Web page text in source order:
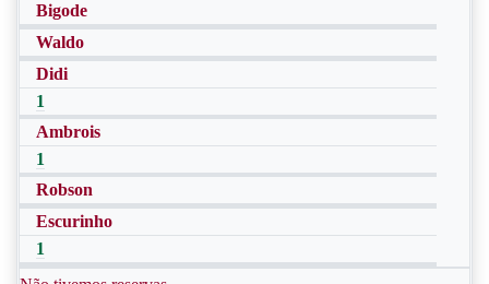
Bigode
Waldo
Didi
1
Ambrois
1
Robson
Escurinho
1